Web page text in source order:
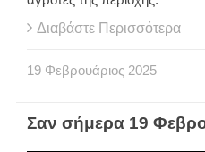
Διαβάστε Περισσότερα
19 Φεβρουάριος 2025
Σαν σήμερα 19